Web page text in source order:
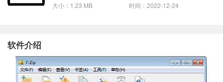
大小：1.23 MB
时间：2022-12-24
软件介绍